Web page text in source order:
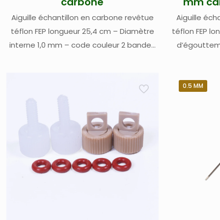
Aiguille échantillon en carbone revêtue
téflon FEP longueur 25,4 cm – Diamètre
interne 1,0 mm – code couleur 2 bandes
automatiques Teledyne Cetac toutes
versions – prévoir kit de connexion 018-
002-009 si nécessaire
Aiguille
téflon FEP
m –
0.5 MM